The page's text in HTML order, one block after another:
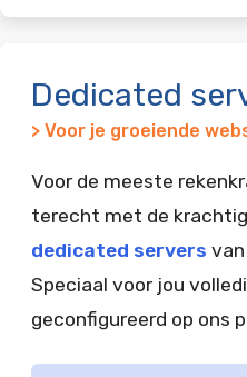
Dedicated
> Voor je groeiende
Voor de meeste
terecht met de
dedicated servers
Speciaal voor jou
geconfigureerd op ons